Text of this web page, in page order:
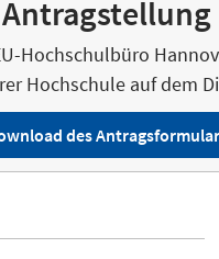
Antragstellung
Hochschulbüro
Hochschule auf dem
des